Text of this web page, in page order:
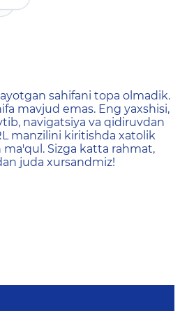
не
sahifani topa olmadik.
mavjud emas. Eng yaxshisi,
navigatsiya va qidiruvdan
manzilini kiritishda xatolik
Sizga katta rahmat,
juda xursandmiz!